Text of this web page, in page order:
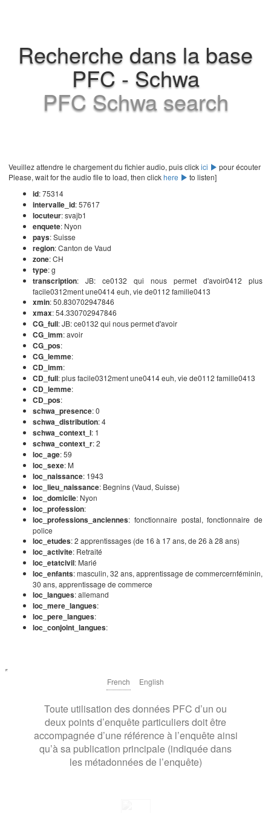
Recherche dans la base
PFC - Schwa
PFC Schwa search
Veuillez attendre le chargement du fichier audio, puis clickici
pour écouter
Please, wait for the audio file to load, then clickhere to listen]
id: 75314
intervalle_id: 57617
locuteur: svajb1
enquete: Nyon
pays: Suisse
region: Canton de Vaud
zone: CH
type: g
transcription: JB: ce0132 qui nous permet d'avoir0412 plus
facile0312ment une0414 euh, vie de0112 famille0413
xmin: 50.830702947846
xmax: 54.330702947846
CG_full: JB: ce0132 qui nous permet d'avoir
CG_imm: avoir
CG_pos:
CG_lemme:
CD_imm:
CD_full: plus facile0312ment une0414 euh, vie de0112 famille0413
CD_lemme:
CD_pos:
schwa_presence: 0
schwa_distribution: 4
schwa_context_l: 1
schwa_context_r: 2
loc_age: 59
loc_sexe: M
loc_naissance: 1943
loc_lieu_naissance: Begnins (Vaud, Suisse)
loc_domicile: Nyon
loc_profession:
loc_professions_anciennes: fonctionnaire postal, fonctionnaire de
police
loc_etudes: 2 apprentissages (de 16 à 17 ans, de 26 à 28 ans)
loc_activite: Retraité
loc_etatcivil: Marié
loc_enfants: masculin, 32 ans, apprentissage de commercernféminin,
30 ans, apprentissage de commerce
loc_langues: allemand
loc_mere_langues:
loc_pere_langues:
loc_conjoint_langues:
French English
Toute utilisation des données PFC d’un ou
deux points d’enquête particuliers doit être
accompagnée d’une référence à l’enquête ainsi
qu’à sa publication principale (indiquée dans
les métadonnées de l’enquête)